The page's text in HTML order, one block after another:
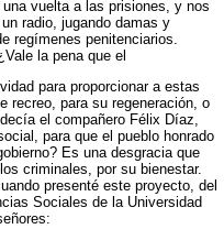
vuelta a las prisiones, y nos
radio, jugando damas y
regímenes penitenciarios.
la pena que el
para proporcionar a estas
recreo, para su regeneración, o
el compañero Félix Díaz,
para que el pueblo honrado
Es una desgracia que
criminales, por su bienestar.
presenté este proyecto, del
Sociales de la Universidad